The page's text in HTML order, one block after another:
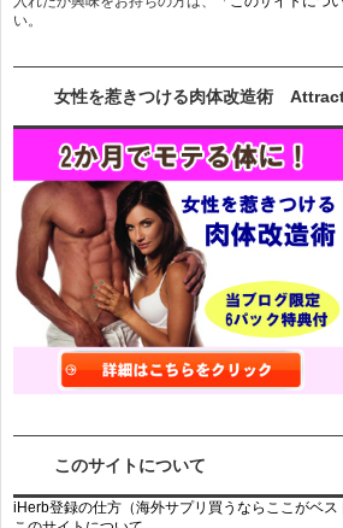
い。
女性を惹きつける肉体改造術
このサイトについて
iHerb登録の仕方（海外サプリ買うならここがベス